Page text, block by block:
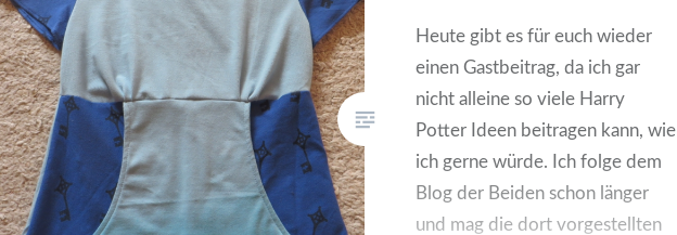
Heute gibt es für euch wieder
einen Gastbeitrag, da ich gar
nicht alleine so viele Harry
Potter Ideen beitragen kann, wie
ich gerne würde. Ich folge dem
Blog der Beiden schon länger
und mag die dort vorgestellten